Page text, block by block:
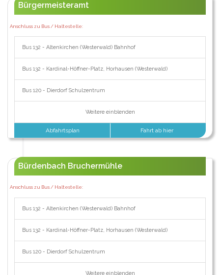
Bürgermeisteramt
Anschluss zu Bus / Haltestelle:
Bus 132 - Altenkirchen (Westerwald) Bahnhof
Bus 132 - Kardinal-Höffner-Platz, Horhausen (Westerwald)
Bus 120 - Dierdorf Schulzentrum
Weitere einblenden
Abfahrtsplan Fahrt ab hier
Bürdenbach Bruchermühle
Anschluss zu Bus / Haltestelle:
Bus 132 - Altenkirchen (Westerwald) Bahnhof
Bus 132 - Kardinal-Höffner-Platz, Horhausen (Westerwald)
Bus 120 - Dierdorf Schulzentrum
Weitere einblenden